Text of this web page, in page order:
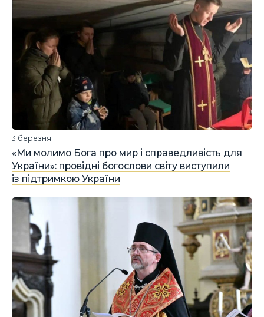
«Ми молимо Бога про мир і справедливість для
України»: провідні богослови світу виступили
із підтримкою України
3 березня